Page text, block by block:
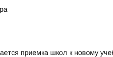
приемка школ к новому